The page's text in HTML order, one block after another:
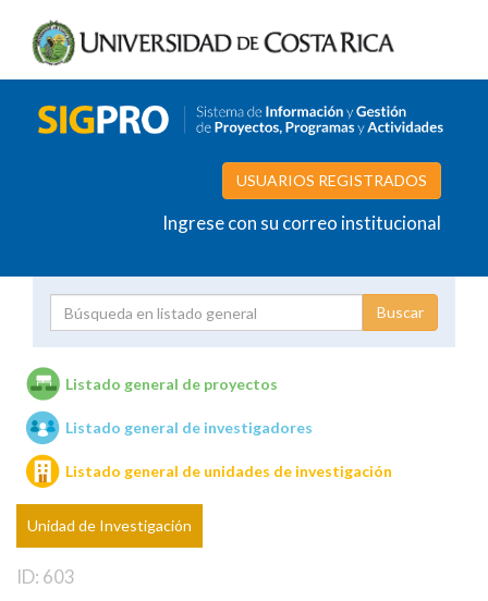
USUARIOS REGISTRADOS
Ingrese con su correo institucional
Unidades de investigación
Listado general de proyectos
Listado general de investigadores
Listado general de unidades de investigación
Unidad de Investigación
ID: 603